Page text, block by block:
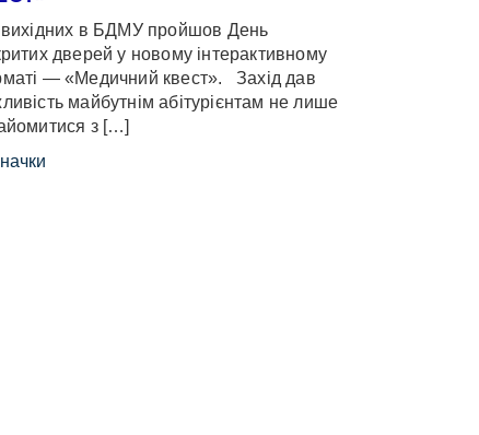
в БДМУ пройшов День
дверей у новому інтерактивному
— «Медичний квест». Захід дав
майбутнім абітурієнтам не лише
з […]